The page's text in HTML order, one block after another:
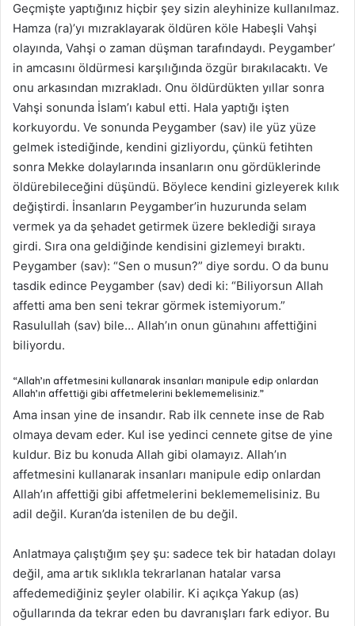
Geçmişte yaptığınız hiçbir şey sizin aleyhinize kullanılmaz.
Hamza (ra)’yı mızraklayarak öldüren köle Habeşli Vahşi
olayında, Vahşi o zaman düşman tarafındaydı. Peygamber’
in amcasını öldürmesi karşılığında özgür bırakılacaktı. Ve
onu arkasından mızrakladı. Onu öldürdükten yıllar sonra
Vahşi sonunda İslam’ı kabul etti. Hala yaptığı işten
korkuyordu. Ve sonunda Peygamber (sav) ile yüz yüze
gelmek istediğinde, kendini gizliyordu, çünkü fetihten
sonra Mekke dolaylarında insanların onu gördüklerinde
öldürebileceğini düşündü. Böylece kendini gizleyerek kılık
değiştirdi. İnsanların Peygamber’in huzurunda selam
vermek ya da şehadet getirmek üzere beklediği sıraya
girdi. Sıra ona geldiğinde kendisini gizlemeyi bıraktı.
Peygamber (sav): “Sen o musun?” diye sordu. O da bunu
tasdik edince Peygamber (sav) dedi ki: “Biliyorsun Allah
affetti ama ben seni tekrar görmek istemiyorum.”
Rasulullah (sav) bile… Allah’ın onun günahını affettiğini
biliyordu.
“Allah’ın affetmesini kullanarak insanları manipule edip onlardan
Allah’ın affettiği gibi affetmelerini beklememelisiniz.”
Ama insan yine de insandır. Rab ilk cennete inse de Rab
olmaya devam eder. Kul ise yedinci cennete gitse de yine
kuldur. Biz bu konuda Allah gibi olamayız. Allah’ın
affetmesini kullanarak insanları manipule edip onlardan
Allah’ın affettiği gibi affetmelerini beklememelisiniz. Bu
adil değil. Kuran’da istenilen de bu değil.
Anlatmaya çalıştığım şey şu: sadece tek bir hatadan dolayı
değil, ama artık sıklıkla tekrarlanan hatalar varsa
affedemediğiniz şeyler olabilir. Ki açıkça Yakup (as)
oğullarında da tekrar eden bu davranışları fark ediyor. Bu